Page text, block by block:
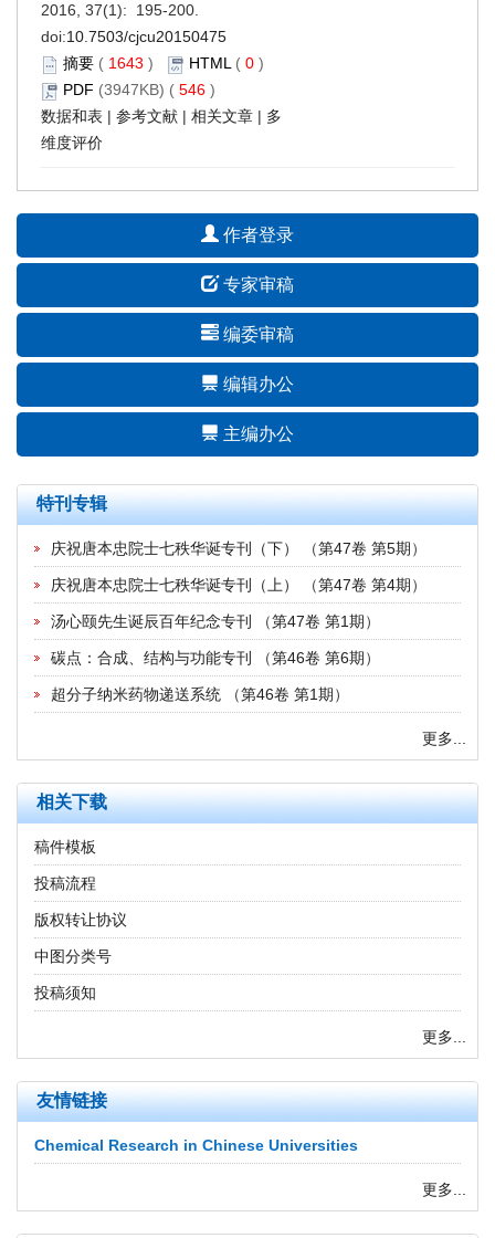
2016, 37(1): 195-200.
doi:10.7503/cjcu20150475
摘要 ( 1643 ) HTML( 0 )
PDF (3947KB) ( 546 )
数据和表 | 参考文献 | 相关文章 | 多
维度评价
作者登录
专家审稿
编委审稿
编辑办公
主编办公
特刊专辑
庆祝唐本忠院士七秩华诞专刊（下） （第47卷 第5期）
庆祝唐本忠院士七秩华诞专刊（上） （第47卷 第4期）
汤心颐先生诞辰百年纪念专刊 （第47卷 第1期）
碳点：合成、结构与功能专刊 （第46卷 第6期）
超分子纳米药物递送系统 （第46卷 第1期）
更多...
相关下载
稿件模板
投稿流程
版权转让协议
中图分类号
投稿须知
更多...
友情链接
Chemical Research in Chinese Universities
更多...